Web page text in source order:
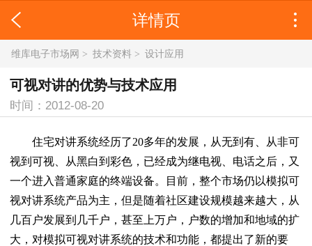
详情页
维库电子市场网 > 技术资料 > 设计应用
可视对讲的优势与技术应用
时间：2012-08-20
住宅对讲系统经历了20多年的发展，从无到有、从非可
视到可视、从黑白到彩色，已经成为继电视、电话之后，又
一个进入普通家庭的终端设备。目前，整个市场仍以模拟可
视对讲系统产品为主，但是随着社区建设规模越来越大，从
几百户发展到几千户，甚至上万户，户数的增加和地域的扩
大，对模拟可视对讲系统的技术和功能，都提出了新的要